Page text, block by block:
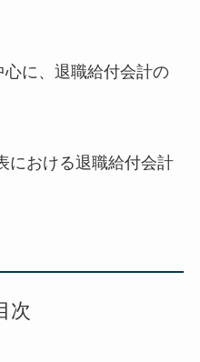
に、 退職給付会計の
における退職給付会計
次